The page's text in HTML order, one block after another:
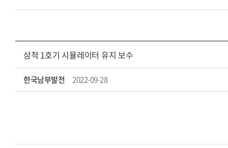
삼척 1호기 시뮬레이터 유지 보수
한국남부발전 2022-09-28